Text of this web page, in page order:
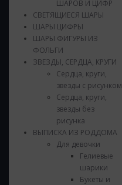
ШАРОВ И ЦИФР
СВЕТЯЩИЕСЯ ШАРЫ
ШАРЫ ЦИФРЫ
ШАРЫ ФИГУРЫ ИЗ
ФОЛЬГИ
ЗВЕЗДЫ, СЕРДЦА, КРУГИ
Сердца, круги,
звезды с рисунком
Сердца, круги,
звезды без
рисунка
ВЫПИСКА ИЗ РОДДОМА
Для девочки
Гелиевые
шарики
Букеты и